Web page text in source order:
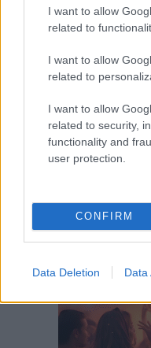
I want to allow
related to
I want to allow
related to
I want to allow
related to security,
functionality and
user protection.
CONFIRM
Data Deletion Data
El
celebra
07/08/2026